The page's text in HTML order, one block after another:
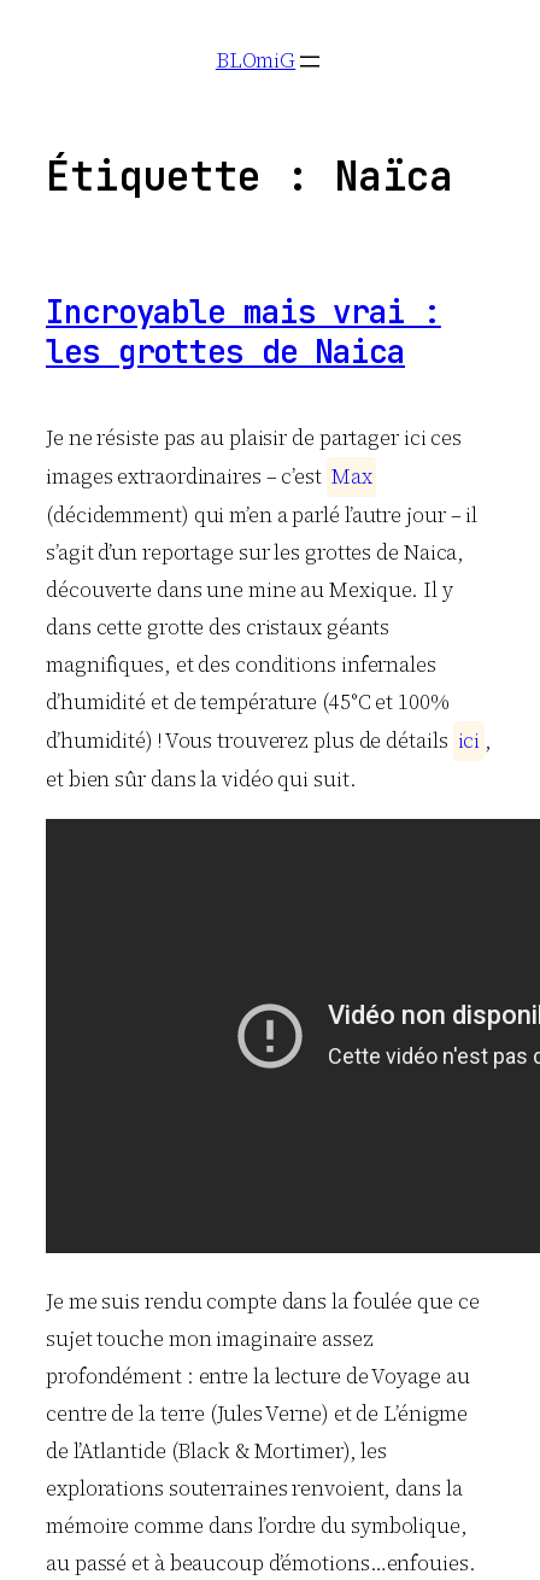
BLOmiG
Étiquette : Naïca
Incroyable mais vrai :
les grottes de Naica
Je ne résiste pas au plaisir de partager ici ces
images extraordinaires – c’est Max
(décidemment) qui m’en a parlé l’autre jour – il
s’agit d’un reportage sur les grottes de Naica,
découverte dans une mine au Mexique. Il y
dans cette grotte des cristaux géants
magnifiques, et des conditions infernales
d’humidité et de température (45°C et 100%
d’humidité) ! Vous trouverez plus de détails ici ,
et bien sûr dans la vidéo qui suit.
Je me suis rendu compte dans la foulée que ce
sujet touche mon imaginaire assez
profondément : entre la lecture de Voyage au
centre de la terre (Jules Verne) et de L’énigme
de l’Atlantide (Black & Mortimer), les
explorations souterraines renvoient, dans la
mémoire comme dans l’ordre du symbolique,
au passé et à beaucoup d’émotions…enfouies.